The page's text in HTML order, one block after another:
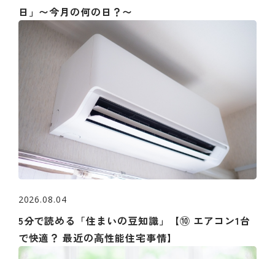
日」〜今月の何の日？〜
2026.08.04
5分で読める「住まいの豆知識」【⑩ エアコン1台
で快適？ 最近の⾼性能住宅事情】